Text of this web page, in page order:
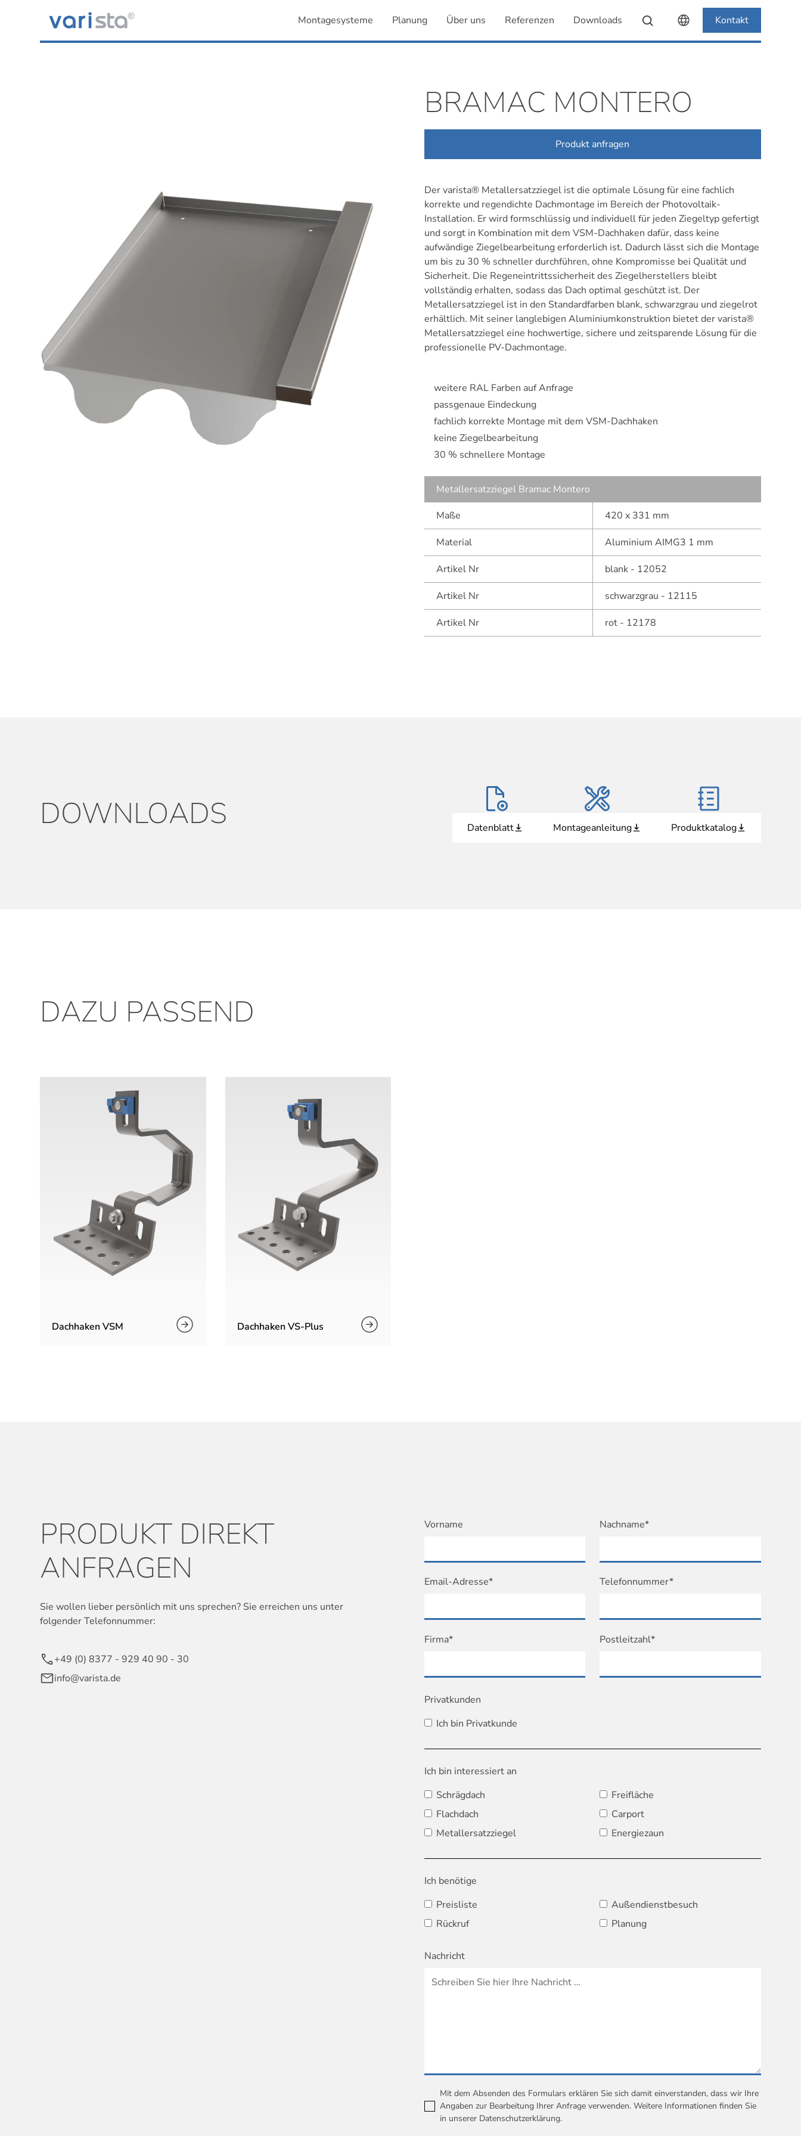
Montagesysteme Planung Über uns Referenzen Downloads Kontakt
BRAMAC MONTERO
Produkt anfragen
Der varista® Metallersatzziegel ist die optimale Lösung für eine fachlich
korrekte und regendichte Dachmontage im Bereich der Photovoltaik-
Installation. Er wird formschlüssig und individuell für jeden Ziegeltyp gefertigt
und sorgt in Kombination mit dem VSM-Dachhaken dafür, dass keine
aufwändige Ziegelbearbeitung erforderlich ist. Dadurch lässt sich die Montage
um bis zu 30 % schneller durchführen, ohne Kompromisse bei Qualität und
Sicherheit. Die Regeneintrittssicherheit des Ziegelherstellers bleibt
vollständig erhalten, sodass das Dach optimal geschützt ist. Der
Metallersatzziegel ist in den Standardfarben blank, schwarzgrau und ziegelrot
erhältlich. Mit seiner langlebigen Aluminiumkonstruktion bietet der varista®
Metallersatzziegel eine hochwertige, sichere und zeitsparende Lösung für die
professionelle PV-Dachmontage.
weitere RAL Farben auf Anfrage
passgenaue Eindeckung
fachlich korrekte Montage mit dem VSM-Dachhaken
keine Ziegelbearbeitung
30 % schnellere Montage
Metallersatzziegel Bramac Montero
Maße
420 x 331 mm
Material Aluminium AIMG3 1 mm
Artikel Nr blank - 12052
Artikel Nr schwarzgrau - 12115
Artikel Nr rot - 12178
DOWNLOADS Datenblatt Montageanleitung Produktkatalog
DAZU PASSEND
Dachhaken VSM Dachhaken VS-Plus
PRODUKT DIREKT
ANFRAGEN
Sie wollen lieber persönlich mit uns sprechen? Sie erreichen uns unter
folgender Telefonnummer:
+49 (0) 8377 - 929 40 90 - 30
info@varista.de
Vorname Nachname*
Email-Adresse* Telefonnummer*
Firma* Postleitzahl*
Privatkunden
Ich bin Privatkunde
Ich bin interessiert an
Schrägdach
Freifläche
Flachdach
Carport
Metallersatzziegel
Energiezaun
Ich benötige
Preisliste
Außendienstbesuch
Rückruf
Planung
Nachricht
Mit dem Absenden des Formulars erklären Sie sich damit einverstanden, dass wir Ihre
Angaben zur Bearbeitung Ihrer Anfrage verwenden. Weitere Informationen finden Sie
in unserer Datenschutzerklärung.